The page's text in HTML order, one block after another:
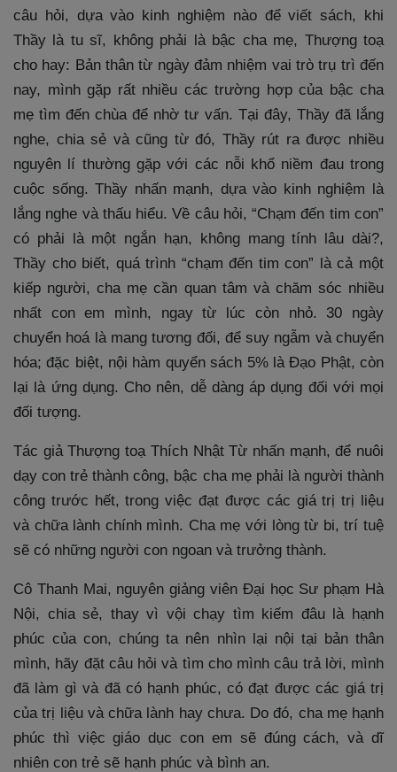
câu hỏi, dựa vào kinh nghiệm nào để viết sách, khi
Thầy là tu sĩ, không phải là bậc cha mẹ, Thượng toạ
cho hay: Bản thân từ ngày đảm nhiệm vai trò trụ trì đến
nay, mình gặp rất nhiều các trường hợp của bậc cha
mẹ tìm đến chùa để nhờ tư vấn. Tại đây, Thầy đã lắng
nghe, chia sẻ và cũng từ đó, Thầy rút ra được nhiều
nguyên lí thường gặp với các nỗi khổ niềm đau trong
cuộc sống. Thầy nhấn mạnh, dựa vào kinh nghiệm là
lắng nghe và thấu hiểu. Về câu hỏi, “Chạm đến tim con”
có phải là một ngắn hạn, không mang tính lâu dài?,
Thầy cho biết, quá trình “chạm đến tim con” là cả một
kiếp người, cha mẹ cần quan tâm và chăm sóc nhiều
nhất con em mình, ngay từ lúc còn nhỏ. 30 ngày
chuyển hoá là mang tương đối, để suy ngẫm và chuyển
hóa; đặc biệt, nội hàm quyển sách 5% là Đạo Phật, còn
lại là ứng dụng. Cho nên, dễ dàng áp dụng đối với mọi
đối tượng.
Tác giả Thượng toạ Thích Nhật Từ nhấn mạnh, để nuôi
dạy con trẻ thành công, bậc cha mẹ phải là người thành
công trước hết, trong việc đạt được các giá trị trị liệu
và chữa lành chính mình. Cha mẹ với lòng từ bi, trí tuệ
sẽ có những người con ngoan và trưởng thành.
Cô Thanh Mai, nguyên giảng viên Đại học Sư phạm Hà
Nội, chia sẻ, thay vì vội chạy tìm kiếm đâu là hạnh
phúc của con, chúng ta nên nhìn lại nội tại bản thân
mình, hãy đặt câu hỏi và tìm cho mình câu trả lời, mình
đã làm gì và đã có hạnh phúc, có đạt được các giá trị
của trị liệu và chữa lành hay chưa. Do đó, cha mẹ hạnh
phúc thì việc giáo dục con em sẽ đúng cách, và dĩ
nhiên con trẻ sẽ hạnh phúc và bình an.